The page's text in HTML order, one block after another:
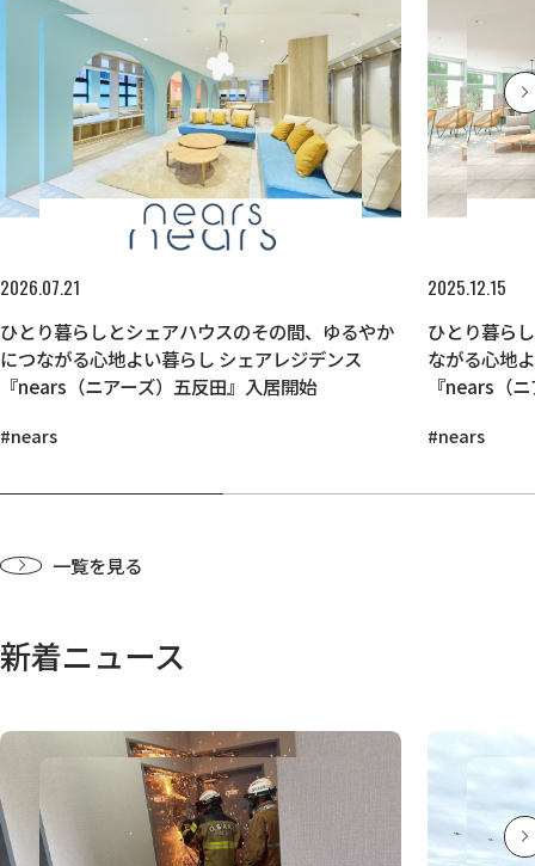
2026.07.21
ひとり暮らしとシェアハウスのその間、ゆるやか
につながる心地よい暮らし シェアレジデンス
『nears（ニアーズ）五反田』入居開始
#nears
2025.12.15
ひとり暮ら
ながる心地
『nears（
#nears
一覧を見る
新着ニュース